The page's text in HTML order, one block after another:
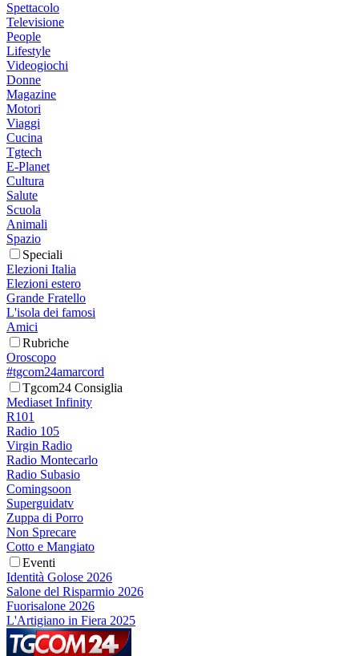
Spettacolo
Televisione
People
Lifestyle
Videogiochi
Donne
Magazine
Motori
Viaggi
Cucina
Tgtech
E-Planet
Cultura
Salute
Scuola
Animali
Spazio
Speciali
Elezioni Italia
Elezioni estero
Grande Fratello
L'isola dei famosi
Amici
Rubriche
Oroscopo
#tgcom24amarcord
Tgcom24 Consiglia
Mediaset Infinity
R101
Radio 105
Virgin Radio
Radio Montecarlo
Radio Subasio
Comingsoon
Superguidatv
Zuppa di Porro
Non Sprecare
Cotto e Mangiato
Eventi
Identità Golose 2026
Salone del Risparmio 2026
Fuorisalone 2026
L'Artigiano in Fiera 2025